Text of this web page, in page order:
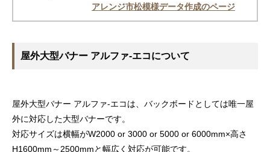
アレンジ市松模様データ作成のページ
屋外大型バナー アルファ-エコについて
屋外大型バナー アルファ-エコは、バックボードとしては唯一屋
外に対応した大型バナーです。
対応サイズは横幅がW2000 or 3000 or 5000 or 6000mm×高さ
H1600mm～2500mmと幅広く対応が可能です。